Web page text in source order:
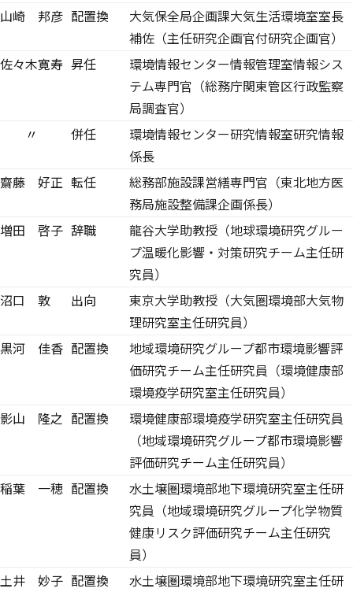
山崎 邦彦 配置換
大気保全局企画課大気生活環境室室長
補佐（主任研究企画官付研究企画官）
佐々木寛寿 昇任
環境情報センター情報管理室情報シス
テム専門官（総務庁関東管区行政監察
局調査官）
〃
併任
環境情報センター研究情報室研究情報
係長
齋藤 好正 転任
総務部施設課営繕専門官（東北地方医
務局施設整備課企画係長）
増田 啓子 辞職
龍谷大学助教授（地球環境研究グルー
プ温暖化影響・対策研究チーム主任研
究員）
沼口 敦
出向
東京大学助教授（大気圏環境部大気物
理研究室主任研究員）
黒河 佳香 配置換
地域環境研究グループ都市環境影響評
価研究チーム主任研究員（環境健康部
環境疫学研究室主任研究員）
影山 隆之 配置換
環境健康部環境疫学研究室主任研究員
（地域環境研究グループ都市環境影響
評価研究チーム主任研究員）
稲葉 一穂 配置換
水土壌圏環境部地下環境研究室主任研
究員（地域環境研究グループ化学物質
健康リスク評価研究チーム主任研究
員）
土井 妙子 配置換
水土壌圏環境部地下環境研究室主任研